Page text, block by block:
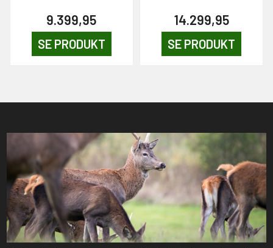
9.399,95
SE PRODUKT
14.299,95
SE PRODUKT